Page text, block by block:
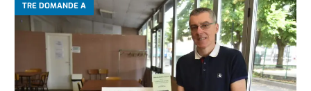
TRE DOMANDE A